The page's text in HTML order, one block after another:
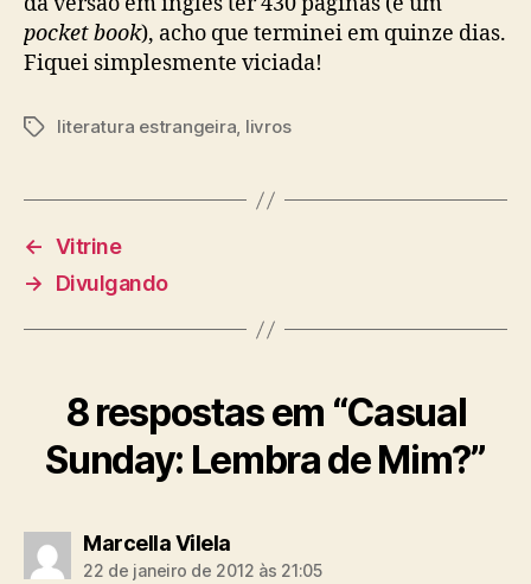
pocket book), acho que terminei em quinze dias.
Fiquei simplesmente viciada!
Tagsliteratura estrangeira, livros
← Vitrine
→
Divulgando
8 respostas em “Casual
Sunday: Lembra de Mim?”
Marcella Vileladiz:
22 de janeiro de 2012 às 21:05